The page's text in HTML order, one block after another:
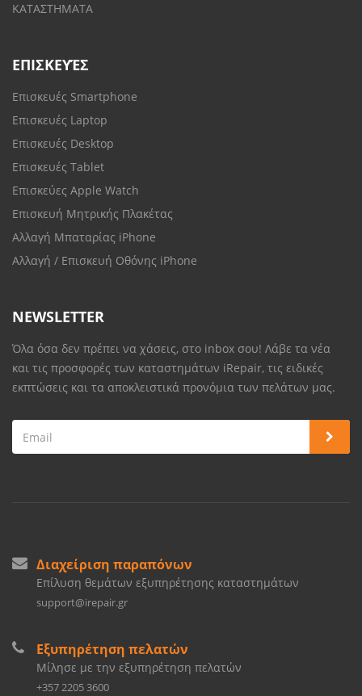
ΚΑΤΑΣΤΗΜΑΤΑ
ΕΠΙΣΚΕΥΈΣ
Επισκευές Smartphone
Επισκευές Laptop
Επισκευές Desktop
Επισκευές Tablet
Επισκεύες Apple Watch
Επισκευή Μητρικής Πλακέτας
Αλλαγή Μπαταρίας iPhone
Αλλαγή / Επισκευή Οθόνης iPhone
NEWSLETTER
Όλα όσα δεν πρέπει να χάσεις, στο inbox σου! Λάβε τα νέα
και τις προσφορές των καταστημάτων iRepair, τις ειδικές
εκπτώσεις και τα αποκλειστικά προνόμια των πελάτων μας.
Διαχείριση παραπόνων
Επίλυση θεμάτων εξυπηρέτησης καταστημάτων
support@irepair.gr
Εξυπηρέτηση πελατών
Μίλησε με την εξυπηρέτηση πελατών
+357 2205 3600